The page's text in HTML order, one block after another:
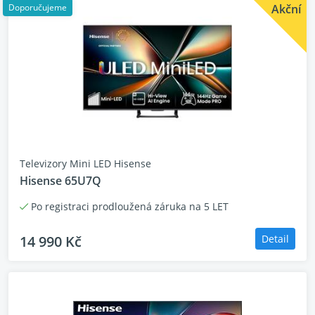
Akční
Doporučujeme
Televizory Mini LED Hisense
Hisense 65U7Q
Po registraci prodloužená záruka na 5 LET
14 990 Kč Detail